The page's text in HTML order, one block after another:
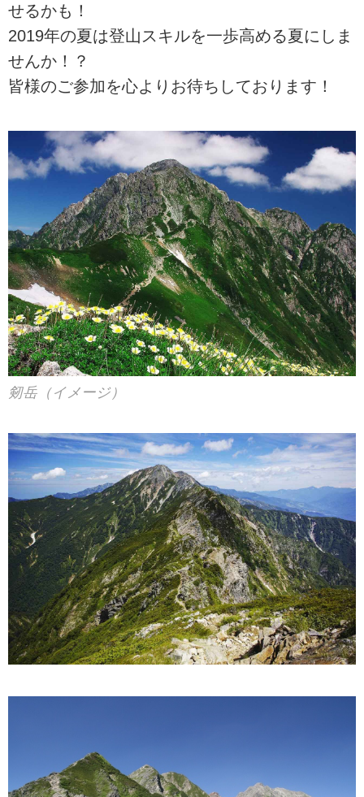
せるかも！
2019年の夏は登山スキルを一歩高める夏にしま
せんか！？
皆様のご参加を心よりお待ちしております！
剱岳（イメージ）